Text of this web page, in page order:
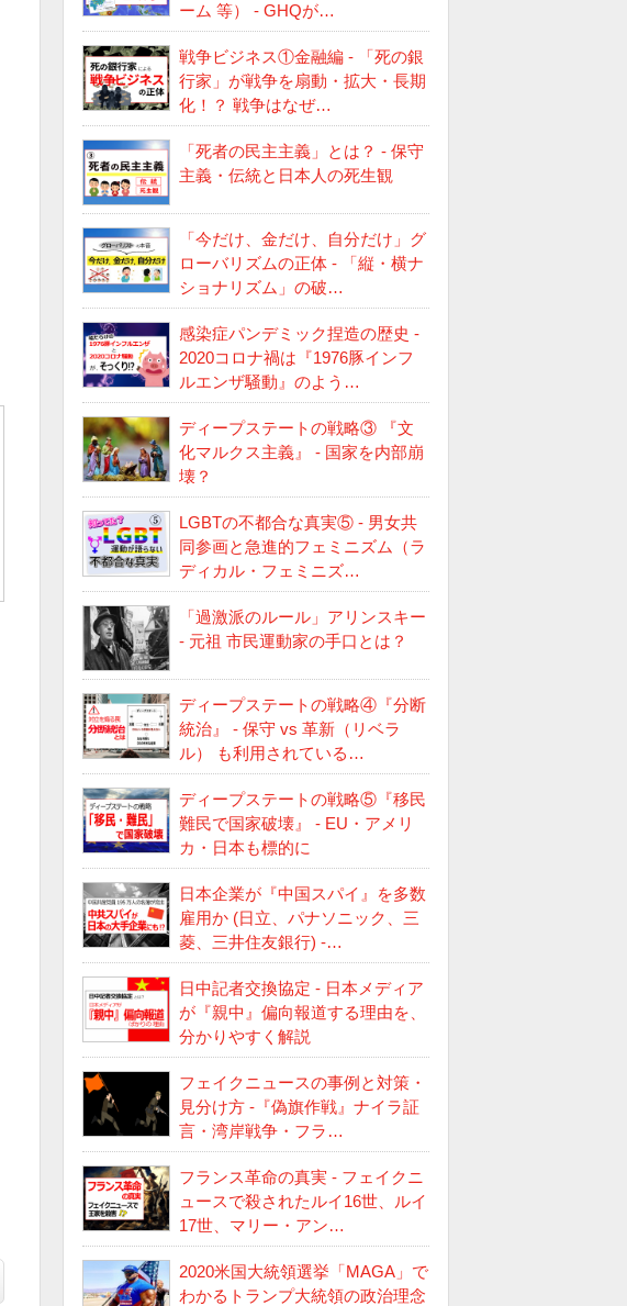
ーム 等） - GHQが…
戦争ビジネス①金融編 - 「死の銀
行家」が戦争を扇動・拡大・長期
化！？ 戦争はなぜ…
「死者の民主主義」とは？ - 保守
主義・伝統と日本人の死生観
「今だけ、金だけ、自分だけ」グ
ローバリズムの正体 - 「縦・横ナ
ショナリズム」の破…
感染症パンデミック捏造の歴史 -
2020コロナ禍は『1976豚インフ
ルエンザ騒動』のよう…
ディープステートの戦略③ 『文
化マルクス主義』 - 国家を内部崩
壊？
LGBTの不都合な真実⑤ - 男女共
同参画と急進的フェミニズム（ラ
ディカル・フェミニズ…
「過激派のルール」アリンスキー
- 元祖 市民運動家の手口とは？
ディープステートの戦略④『分断
統治』 - 保守 vs 革新（リベラ
ル） も利用されている…
ディープステートの戦略⑤『移民
難民で国家破壊』 - EU・アメリ
カ・日本も標的に
日本企業が『中国スパイ』を多数
雇用か (日立、パナソニック、三
菱、三井住友銀行) -…
日中記者交換協定 - 日本メディア
が『親中』偏向報道する理由を、
分かりやすく解説
フェイクニュースの事例と対策・
見分け方 -『偽旗作戦』ナイラ証
言・湾岸戦争・フラ…
フランス革命の真実 - フェイクニ
ュースで殺されたルイ16世、ルイ
17世、マリー・アン…
2020米国大統領選挙「MAGA」で
わかるトランプ大統領の政治理念